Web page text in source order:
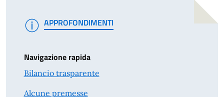
APPROFONDIMENTI
Navigazione rapida
Bilancio trasparente
Alcune premesse